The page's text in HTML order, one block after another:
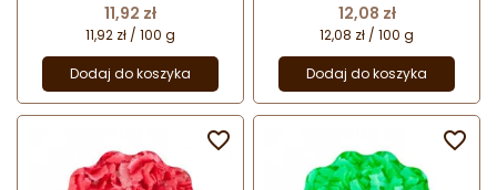
Cena
11,92 zł
11,92 zł / 100 g
Dodaj do koszyka
Cena
12,08 zł
12,08 zł / 100 g
Dodaj do koszyka
 